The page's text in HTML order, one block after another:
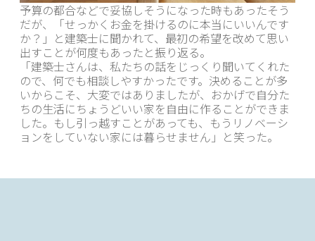
予算の都合などで妥協しそうになった時もあったそう
だが、「せっかくお金を掛けるのに本当にいいんです
か？」と建築士に聞かれて、最初の希望を改めて思い
出すことが何度もあったと振り返る。
「建築士さんは、私たちの話をじっくり聞いてくれた
ので、何でも相談しやすかったです。決めることが多
いからこそ、大変ではありましたが、おかげで自分た
ちの生活にちょうどいい家を自由に作ることができま
した。もし引っ越すことがあっても、もうリノベーシ
ョンをしていない家には暮らせません」と笑った。